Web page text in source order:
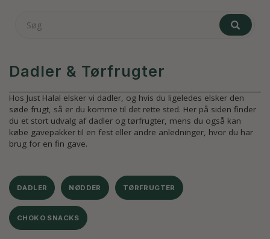
Dadler & Tørfrugter
Hos Just Halal elsker vi dadler, og hvis du ligeledes elsker den
søde frugt, så er du komme til det rette sted. Her på siden finder
du et stort udvalg af dadler og tørfrugter, mens du også kan
købe gavepakker til en fest eller andre anledninger, hvor du har
brug for en fin gave.
DADLER NØDDER TØRFRUGTER
CHOKO SNACKS